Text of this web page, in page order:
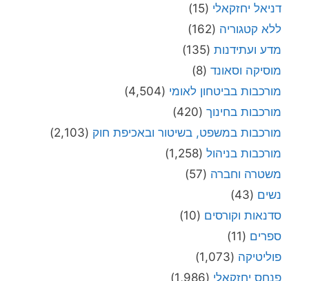
דניאל יחזקאלי (15)
ללא קטגוריה (162)
מדע ועתידנות (135)
מוסיקה וסאונד (8)
מורכבות בביטחון לאומי (4,504)
מורכבות בחינוך (420)
מורכבות במשפט, בשיטור ובאכיפת חוק (2,103)
מורכבות בניהול (1,258)
משטרה וחברה (57)
נשים (43)
סדנאות וקורסים (10)
ספרים (11)
פוליטיקה (1,073)
פנחס יחזקאלי (1,986)